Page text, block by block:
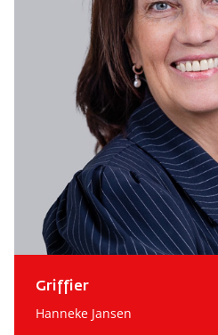
Griffier
Hanneke Jansen